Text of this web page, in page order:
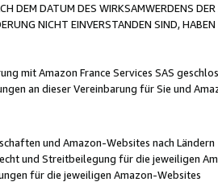
DEM DATUM DES WIRKSAMWERDENS
NICHT EINVERSTANDEN SIND,
mit Amazon France Services SAS
an dieser Vereinbarung für Sie und
und Amazon-Websites nach Ländern
und Streitbeilegung für die jeweiligen
für die jeweiligen Amazon-Websites